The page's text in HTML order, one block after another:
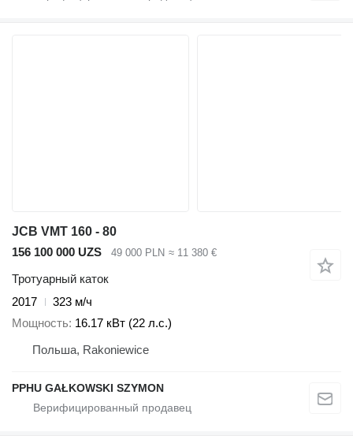
JCB VMT 160 - 80
156 100 000 UZS
49 000 PLN ≈ 11 380 €
Тротуарный каток
2017
323 м/ч
Мощность 16.17 кВт (22 л.с.)
Польша, Rakoniewice
PPHU GAŁKOWSKI SZYMON